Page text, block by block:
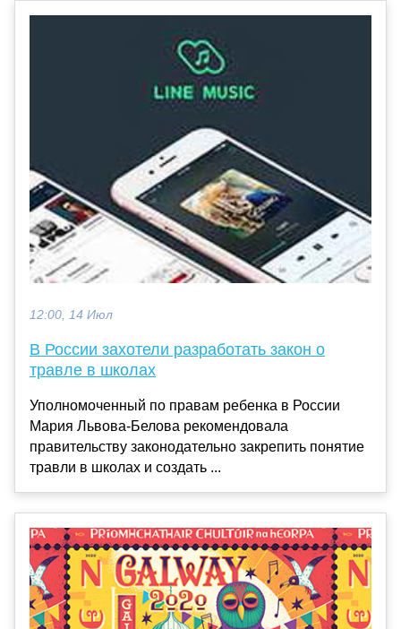
12:00, 14 Июл
В России захотели разработать закон о
травле в школах
Уполномоченный по правам ребенка в России
Мария Львова-Белова рекомендовала
правительству законодательно закрепить понятие
травли в школах и создать ...